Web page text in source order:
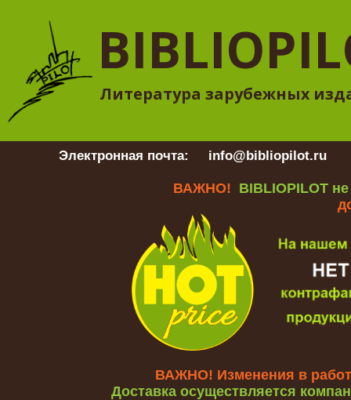
Литература зарубежных
Электронная почта: info@bibliopilot.ru
ВАЖНО! BIBLIOPILOT
ВАЖНО! Изменения в
Доставка осуществляется